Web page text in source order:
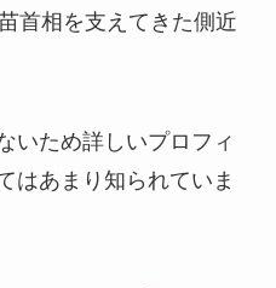
首相を支えてきた側近
いため詳しいプロフィ
はあまり知られていま